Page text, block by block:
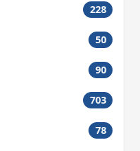
228
50
90
703
78